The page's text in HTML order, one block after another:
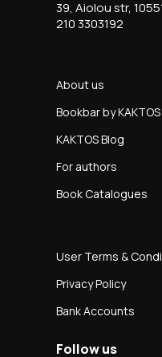
39, Aiolou str,
210 3303192
About us
Bookbar by KAKTOS
KAKTOS Blog
For authors
Book Catalogues
User Terms &
Privacy Policy
Bank Accounts
Follow us